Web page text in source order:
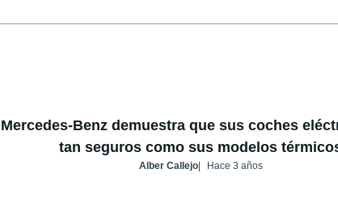
Mercedes-Benz demuestra que sus coches
tan seguros como sus modelos
Alber Callejo Hace 3 años